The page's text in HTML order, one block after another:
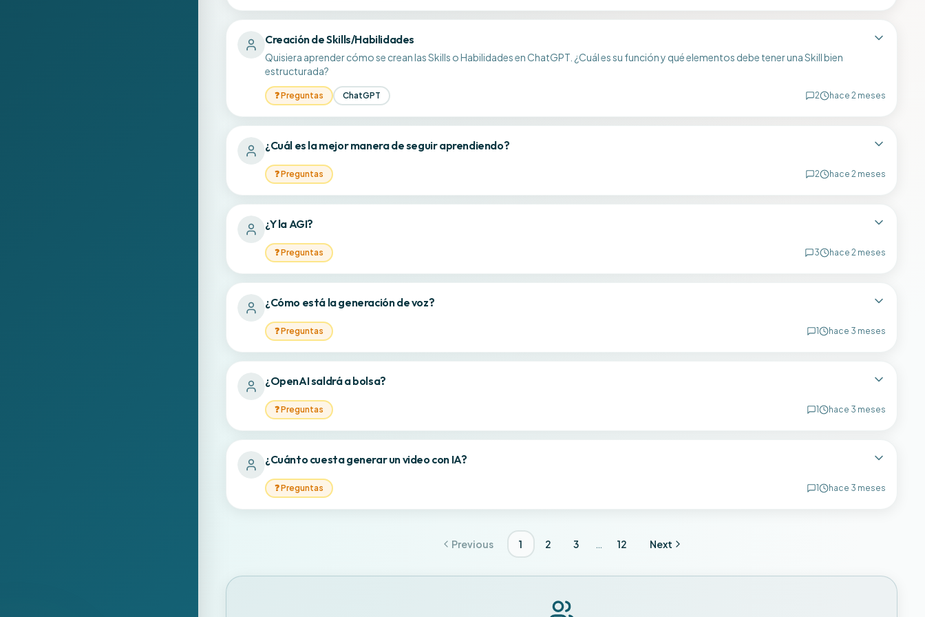
Creación de Skills/Habilidades
Quisiera aprender cómo se crean las Skills o Habilidades en ChatGPT. ¿Cuál es su función y qué elementos debe tener una Skill bien
estructurada?
❓Preguntas ChatGPT 2 hace 2 meses
¿Cuál es la mejor manera de seguir aprendiendo?
❓Preguntas 2 hace 2 meses
¿Y la AGI?
❓Preguntas 3 hace 2 meses
¿Cómo está la generación de voz?
❓Preguntas 1 hace 3 meses
¿OpenAI saldrá a bolsa?
❓Preguntas 1 hace 3 meses
¿Cuánto cuesta generar un video con IA?
❓Preguntas 1 hace 3 meses
Previous 1 2 3 … 12 Next